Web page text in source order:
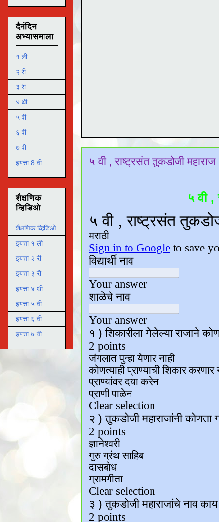
५ वी , राष्ट्रसंत तुकडोजी महाराज
५ वी ,
दैनंदिन
अभ्यासमाला
१ ली
२ री
३ री
४ थी
५ वी
६ वी
७ वी
इयत्ता 8 वी
शैक्षणिक
व्हिडिओ
शैक्षणिक व्हिडिओ
इयत्ता १ ली
इयत्ता २ री
इयत्ता ३ री
इयत्ता ४ थी
इयत्ता ५ वी
इयत्ता ६ वी
इयत्ता ७ वी